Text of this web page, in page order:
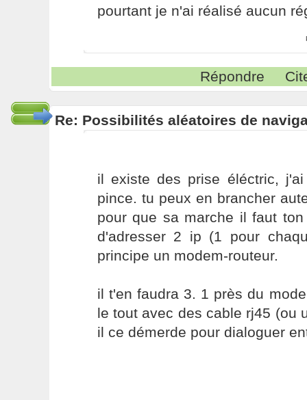
pourtant je n'ai réalisé aucun
Répondre
Re: Possibilités aléatoires de
il existe des prise éléctric,
pince. tu peux en brancher
pour que sa marche il faut
d'adresser 2 ip (1 pour
principe un modem-routeur.
il t'en faudra 3. 1 près du
le tout avec des cable rj45 (ou
il ce démerde pour dialoguer